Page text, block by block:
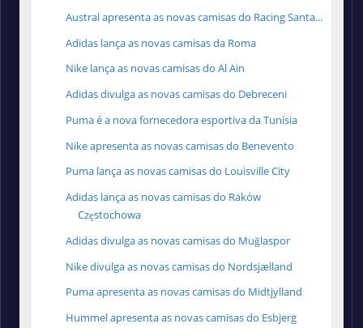
Austral apresenta as novas camisas do Racing Santa...
Adidas lança as novas camisas da Roma
Nike lança as novas camisas do Al Ain
Adidas divulga as novas camisas do Debreceni
Puma é a nova fornecedora esportiva da Tunísia
Nike apresenta as novas camisas do Benevento
Puma lança as novas camisas do Louisville City
Adidas lança as novas camisas do Raków
Częstochowa
Adidas divulga as novas camisas do Muğlaspor
Nike divulga as novas camisas do Nordsjælland
Puma apresenta as novas camisas do Midtjylland
Hummel apresenta as novas camisas do Esbjerg